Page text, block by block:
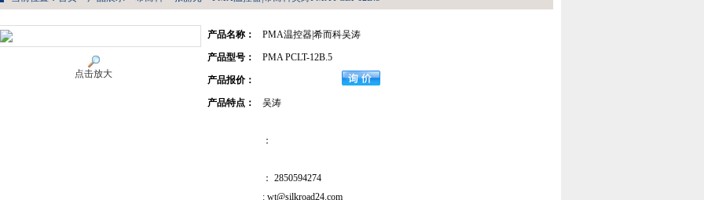
点击放大
产品名称： PMA温控器|希而科吴涛
产品型号： PMA PCLT-12B.5
产品报价：
产品特点： 吴涛
：
： 2850594274
: wt@silkroad24.com